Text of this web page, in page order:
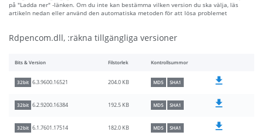
på "Ladda ner" -länken. Om du inte kan bestämma vilken version du ska välja, läs
artikeln nedan eller använd den automatiska metoden för att lösa problemet
Rdpencom.dll, :räkna tillgängliga versioner
Bits & Version Filstorlek Kontrollsummor
32bit 6.3.9600.16521 204.0 KB MD5 SHA1
32bit 6.2.9200.16384 192.5 KB MD5 SHA1
32bit 6.1.7601.17514 182.0 KB MD5 SHA1